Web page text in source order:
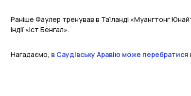
Раніше Фаулер тренував в Таїланді «Муангтонг
Індії «Іст Бенгал».
Нагадаємо, в Саудівську Аравію може перебратися